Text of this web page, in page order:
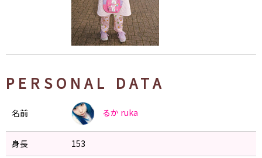
PERSONAL DATA
名前 るか ruka
身長 153